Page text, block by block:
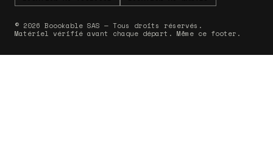
© 2026 Boookable SAS — Tous droits réservés.
Matériel vérifié avant chaque départ. Même ce footer.